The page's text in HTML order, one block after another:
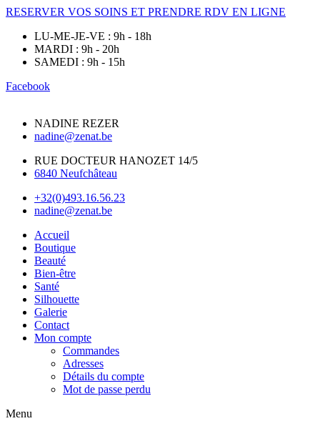
RESERVER VOS SOINS ET PRENDRE RDV EN LIGNE
LU-ME-JE-VE : 9h - 18h
MARDI : 9h - 20h
SAMEDI : 9h - 15h
Facebook
NADINE REZER
nadine@zenat.be
RUE DOCTEUR HANOZET 14/5
6840 Neufchâteau
+32(0)493.16.56.23
nadine@zenat.be
Accueil
Boutique
Beauté
Bien-être
Santé
Silhouette
Galerie
Contact
Mon compte
Commandes
Adresses
Détails du compte
Mot de passe perdu
Menu